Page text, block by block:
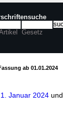
Gesetz
ab 01.01.2024
Januar 2024 und